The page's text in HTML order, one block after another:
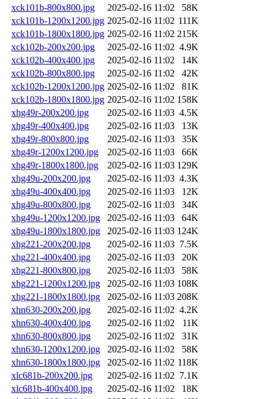
xck101b-800x800.jpg
2025-02-16 11:02
58K
xck101b-1200x1200.jpg 2025-02-16 11:02 111K
xck101b-1800x1800.jpg 2025-02-16 11:02 215K
xck102b-200x200.jpg
2025-02-16 11:02 4.9K
xck102b-400x400.jpg
2025-02-16 11:02
14K
xck102b-800x800.jpg
2025-02-16 11:02
42K
xck102b-1200x1200.jpg 2025-02-16 11:02
81K
xck102b-1800x1800.jpg 2025-02-16 11:02 158K
xhg49r-200x200.jpg
2025-02-16 11:03 4.5K
xhg49r-400x400.jpg
2025-02-16 11:03
13K
xhg49r-800x800.jpg
2025-02-16 11:03
35K
xhg49r-1200x1200.jpg
2025-02-16 11:03
66K
xhg49r-1800x1800.jpg
2025-02-16 11:03 129K
xhg49u-200x200.jpg
2025-02-16 11:03 4.3K
xhg49u-400x400.jpg
2025-02-16 11:03
12K
xhg49u-800x800.jpg
2025-02-16 11:03
34K
xhg49u-1200x1200.jpg
2025-02-16 11:03
64K
xhg49u-1800x1800.jpg
2025-02-16 11:03 124K
xhg221-200x200.jpg
2025-02-16 11:03 7.5K
xhg221-400x400.jpg
2025-02-16 11:03
20K
xhg221-800x800.jpg
2025-02-16 11:03
58K
xhg221-1200x1200.jpg
2025-02-16 11:03 108K
xhg221-1800x1800.jpg
2025-02-16 11:03 208K
xhn630-200x200.jpg
2025-02-16 11:02 4.2K
xhn630-400x400.jpg
2025-02-16 11:02
11K
xhn630-800x800.jpg
2025-02-16 11:02
31K
xhn630-1200x1200.jpg
2025-02-16 11:02
58K
xhn630-1800x1800.jpg
2025-02-16 11:02 118K
xlc681b-200x200.jpg
2025-02-16 11:02 7.1K
xlc681b-400x400.jpg
2025-02-16 11:02
18K